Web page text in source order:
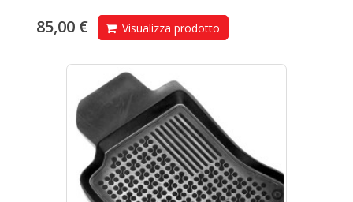
85,00 € Visualizza prodotto